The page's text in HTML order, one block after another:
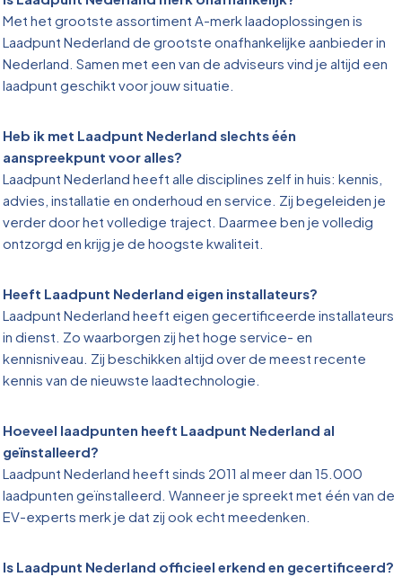
Met het grootste assortiment A-merk laadoplossingen is
Laadpunt Nederland de grootste onafhankelijke aanbieder in
Nederland. Samen met een van de adviseurs vind je altijd een
laadpunt geschikt voor jouw situatie.
Heb ik met Laadpunt Nederland slechts één
aanspreekpunt voor alles?
Laadpunt Nederland heeft alle disciplines zelf in huis: kennis,
advies, installatie en onderhoud en service. Zij begeleiden je
verder door het volledige traject. Daarmee ben je volledig
ontzorgd en krijg je de hoogste kwaliteit.
Heeft Laadpunt Nederland eigen installateurs?
Laadpunt Nederland heeft eigen gecertificeerde installateurs
in dienst. Zo waarborgen zij het hoge service- en
kennisniveau. Zij beschikken altijd over de meest recente
kennis van de nieuwste laadtechnologie.
Hoeveel laadpunten heeft Laadpunt Nederland al
geïnstalleerd?
Laadpunt Nederland heeft sinds 2011 al meer dan 15.000
laadpunten geïnstalleerd. Wanneer je spreekt met één van de
EV-experts merk je dat zij ook echt meedenken.
Is Laadpunt Nederland officieel erkend en gecertificeerd?